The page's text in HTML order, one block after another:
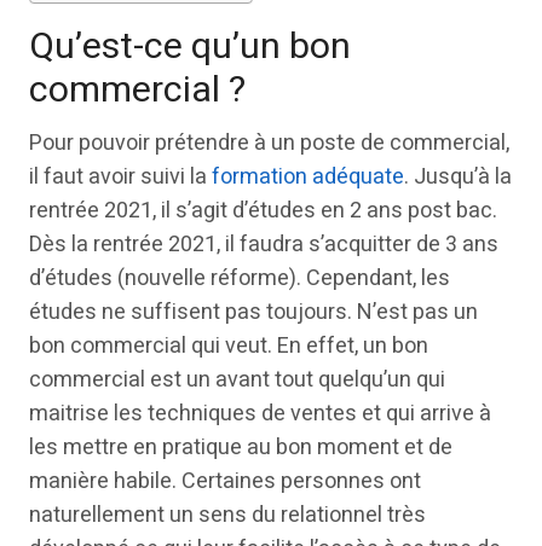
Qu’est-ce qu’un bon
commercial ?
Pour pouvoir prétendre à un poste de commercial,
il faut avoir suivi laformation adéquate. Jusqu’à la
rentrée 2021, il s’agit d’études en 2 ans post bac.
Dès la rentrée 2021, il faudra s’acquitter de 3 ans
d’études (nouvelle réforme). Cependant, les
études ne suffisent pas toujours. N’est pas un
bon commercial qui veut. En effet, un bon
commercial est un avant tout quelqu’un qui
maitrise les techniques de ventes et qui arrive à
les mettre en pratique au bon moment et de
manière habile. Certaines personnes ont
naturellement un sens du relationnel très